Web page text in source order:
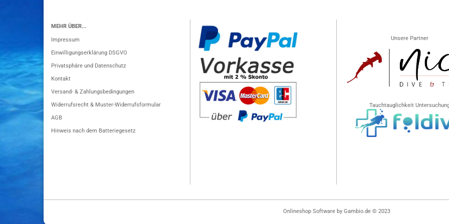
MEHR ÜBER...
Impressum
Einwilligungserklärung DSGVO
Privatsphäre und Datenschutz
Kontakt
Versand- & Zahlungsbedingungen
Widerrufsrecht & Muster-Widerrufsformular
AGB
Hinweis nach dem Batteriegesetz
Unsere Partner
Tauchtauglichkeit
Onlineshop Software by Gambio.de © 2023